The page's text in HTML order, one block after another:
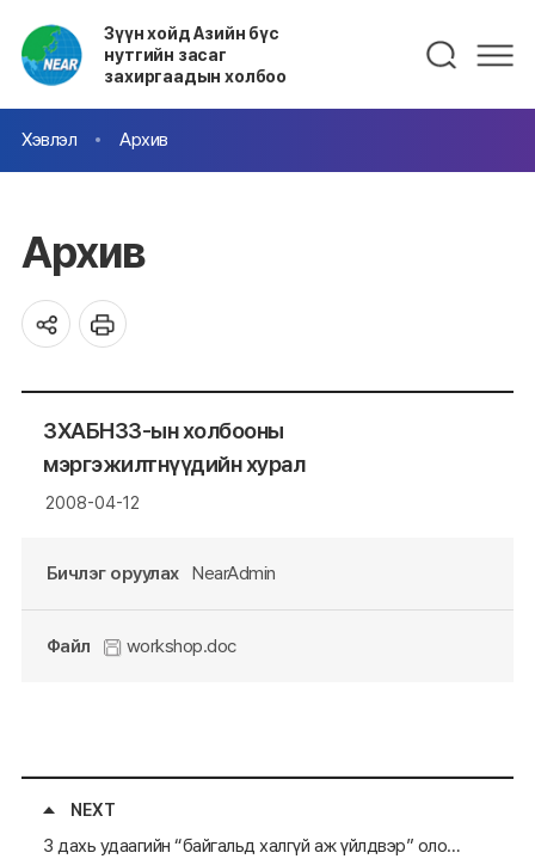
Зүүн хойд Азийн бүс
нутгийн засаг
захиргаадын холбоо
Хэвлэл Архив
Архив
ЗХАБНЗЗ-ын холбооны
мэргэжилтнүүдийн хурал
2008-04-12
Бичлэг оруулах NearAdmin
Файл workshop.doc
NEXT
3 дахь удаагийн “байгальд халгүй аж үйлдвэр” олон улсын үзэсгэлэн, Зүүн хойд Азийн бүсийн байгаль орчныг хамгаалах аж үйлдвэрийн уулзалт